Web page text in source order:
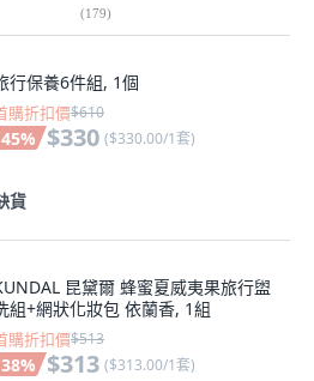
(179)
行保養6件組, 1個
購折扣價$610
45% $330 ($330.00/1套)
貨
昆黛爾 蜂蜜夏威夷果旅行盥
組+網狀化妝包 依蘭香, 1組
購折扣價$513
38% $313 ($313.00/1套)